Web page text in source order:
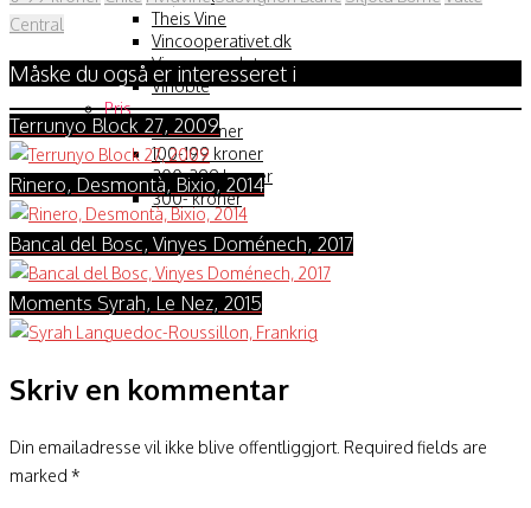
Theis Vine
Vincooperativet.dk
Vinmonopolet
Vinoble
Pris
0-99 kroner
100-199 kroner
200-299 kroner
300- kroner
Central
Måske du også er interesseret i
Terrunyo Block 27, 2009
Rinero, Desmontà, Bixio, 2014
Bancal del Bosc, Vinyes Doménech, 2017
Moments Syrah, Le Nez, 2015
Skriv en kommentar
Din emailadresse vil ikke blive offentliggjort. Required fields are
marked *